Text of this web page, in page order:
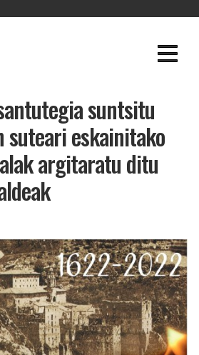
suntsitu
suteari eskainitako
argitaratu ditu